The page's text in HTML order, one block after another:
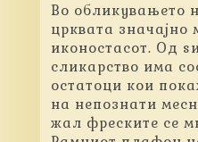
Во обликувањето
црквата значајно
иконостасот. Од
сликарство има
остатоци кои
на непознати
жал фреските се